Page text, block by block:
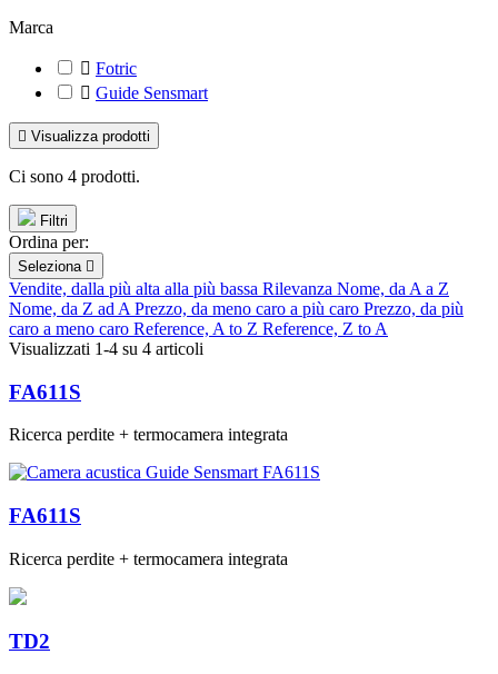
Marca
 Fotric
 Guide Sensmart
 Visualizza prodotti
Ci sono 4 prodotti.
Filtri
Ordina per:
Seleziona 
Vendite, dalla più alta alla più bassa Rilevanza Nome, da A a Z
Nome, da Z ad A Prezzo, da meno caro a più caro Prezzo, da più
caro a meno caro Reference, A to Z Reference, Z to A
Visualizzati 1-4 su 4 articoli
FA611S
Ricerca perdite + termocamera integrata
FA611S
Ricerca perdite + termocamera integrata
TD2